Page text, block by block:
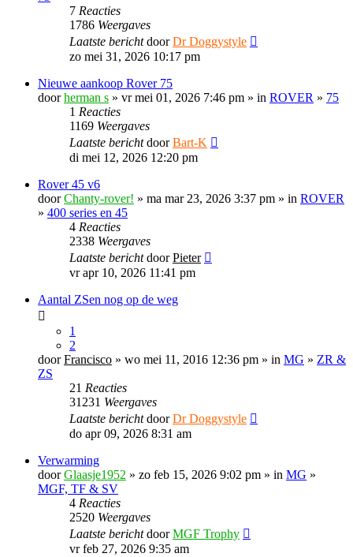
7 Reacties
1786 Weergaves
Laatste berichtdoorDr Doggystyle
zo mei 31, 2026 10:17 pm
Nieuwe aankoop Rover 75
doorherman s » vr mei 01, 2026 7:46 pm » in ROVER » 75
1 Reacties
1169 Weergaves
Laatste berichtdoorBart-K
di mei 12, 2026 12:20 pm
Rover 45 v6
doorChanty-rover! » ma mar 23, 2026 3:37 pm » in ROVER
» 400 series en 45
4 Reacties
2338 Weergaves
Laatste berichtdoorPieter
vr apr 10, 2026 11:41 pm
Aantal ZSen nog op de weg
1
2
doorFrancisco » wo mei 11, 2016 12:36 pm » in MG » ZR &
ZS
21 Reacties
31231 Weergaves
Laatste berichtdoorDr Doggystyle
do apr 09, 2026 8:31 am
Verwarming
doorGlaasje1952 » zo feb 15, 2026 9:02 pm » in MG »
MGF, TF & SV
4 Reacties
2520 Weergaves
Laatste berichtdoorMGF Trophy
vr feb 27, 2026 9:35 am